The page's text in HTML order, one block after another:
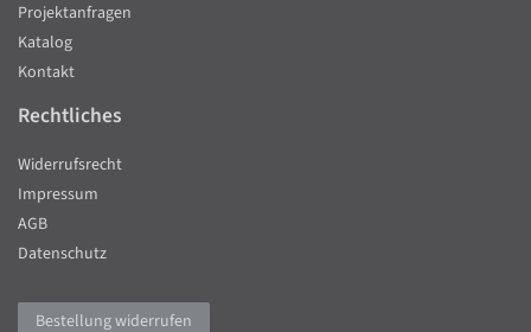
Projektanfragen
Katalog
Kontakt
Rechtliches
Widerrufsrecht
Impressum
AGB
Datenschutz
Bestellung widerrufen